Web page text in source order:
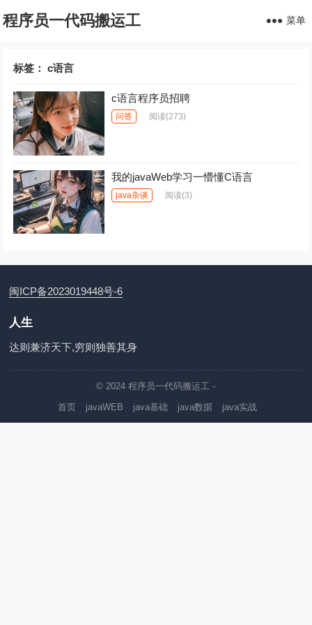
程序员一代码搬运工 菜单
标签：c语言
c语言程序员招聘
问答 阅读(273)
我的javaWeb学习一懵懂C语言
java杂谈 阅读(3)
闽ICP备2023019448号-6
人生
达则兼济天下,穷则独善其身
© 2024程序员一代码搬运工 -
首页
javaWEB java基础 java数据 java实战